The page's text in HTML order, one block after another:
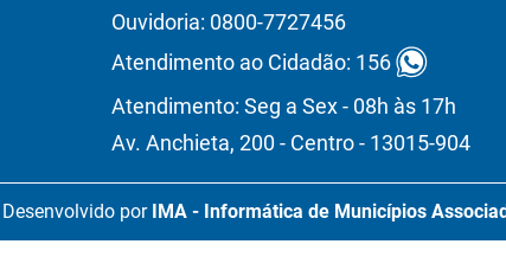
Ouvidoria: 0800-7727456
Atendimento ao Cidadão: 156
Atendimento: Seg a Sex - 08h às 17h
Av. Anchieta, 200 - Centro - 13015-904
Desenvolvido por IMA - Informática de Municípios